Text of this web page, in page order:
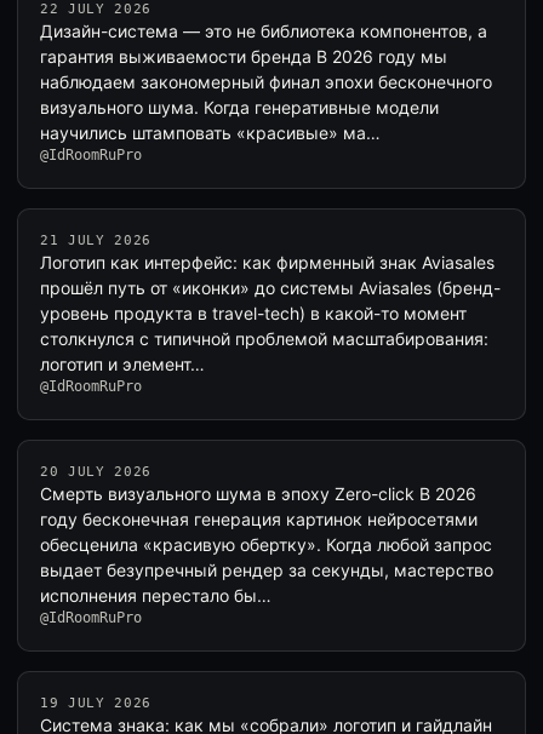
22 JULY 2026
Дизайн-система — это не библиотека компонентов, а
гарантия выживаемости бренда В 2026 году мы
наблюдаем закономерный финал эпохи бесконечного
визуального шума. Когда генеративные модели
научились штамповать «красивые» ма…
@IdRoomRuPro
21 JULY 2026
Логотип как интерфейс: как фирменный знак Aviasales
прошёл путь от «иконки» до системы Aviasales (бренд-
уровень продукта в travel-tech) в какой-то момент
столкнулся с типичной проблемой масштабирования:
логотип и элемент…
@IdRoomRuPro
20 JULY 2026
Смерть визуального шума в эпоху Zero-click В 2026
году бесконечная генерация картинок нейросетями
обесценила «красивую обертку». Когда любой запрос
выдает безупречный рендер за секунды, мастерство
исполнения перестало бы…
@IdRoomRuPro
19 JULY 2026
Система знака: как мы «собрали» логотип и гайдлайн